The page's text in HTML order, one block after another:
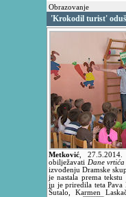
Obrazovanje
'Krokodil turist'
Metković ,
obilježavati Dane
izvođenju Dramske
je nastala prema
ju je priredila teta Pava
Šutalo, Karmen